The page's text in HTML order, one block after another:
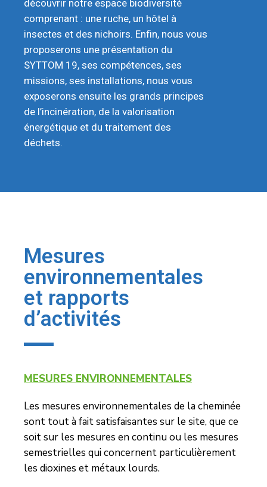
découvrir notre espace biodiversité
comprenant : une ruche, un hôtel à
insectes et des nichoirs. Enfin, nous vous
proposerons une présentation du
SYTTOM 19, ses compétences, ses
missions, ses installations, nous vous
exposerons ensuite les grands principes
de l’incinération, de la valorisation
énergétique et du traitement des
déchets.
Mesures
environnementales
et rapports
d’activités
MESURES ENVIRONNEMENTALES
Les mesures environnementales de la cheminée
sont tout à fait satisfaisantes sur le site, que ce
soit sur les mesures en continu ou les mesures
semestrielles qui concernent particulièrement
les dioxines et métaux lourds.